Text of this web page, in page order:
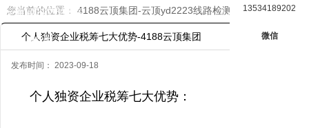
云顶yd2223线路
检测
您当前的位置： 4188云顶集团-云顶yd2223线路检测 市场部新闻»
个人独资企业税筹七大优势-4188云顶集团
发布时间： 2023-09-18
个人独资企业税筹七大优势：
13534189202
微信